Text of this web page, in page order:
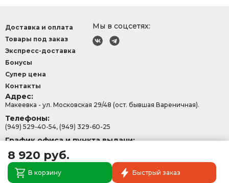
8 920 руб.
В корзину Быстрый заказ
Мы в соцсетях:
Доставка и оплата
Товары под заказ
Экспресс-доставка
Бонусы
Супер цена
Контакты
Адрес:
Макеевка - ул. Московская 29/48 (ост. бывшая Вареничная).
Телефоны:
(949) 529-40-54, (949) 329-60-25
График офиса и пункта выдачи: